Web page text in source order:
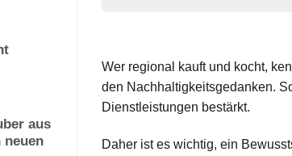
aus
neuen
Wer regional kauft und kocht,
den Nachhaltigkeitsgedanken.
Dienstleistungen bestärkt.
Daher ist es wichtig, ein